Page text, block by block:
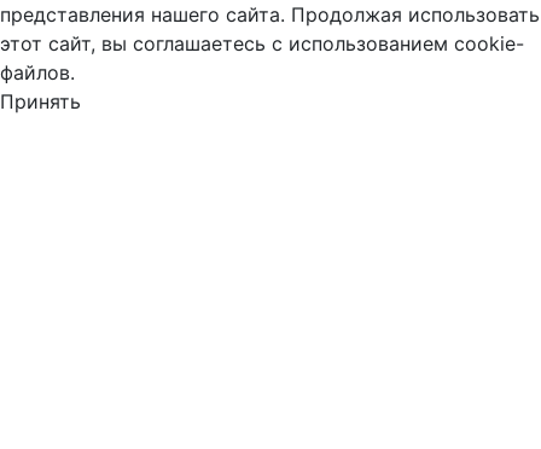
представления нашего сайта. Продолжая использовать
этот сайт, вы соглашаетесь с использованием cookie-
файлов.
Принять